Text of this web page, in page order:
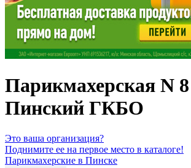
Парикмахерская N
Пинский ГКБО
Это ваша организация?
Поднимите ее на первое место в каталоге!
Парикмахерские в Пинске